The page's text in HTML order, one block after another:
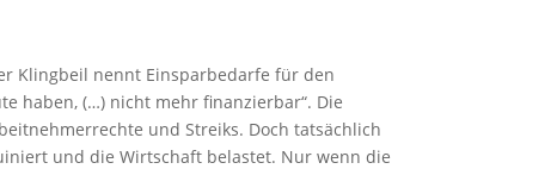
Klingbeil nennt Einsparbedarfe für den
haben, (…) nicht mehr finanzierbar“. Die
und Streiks. Doch tatsächlich
und die Wirtschaft belastet. Nur wenn die